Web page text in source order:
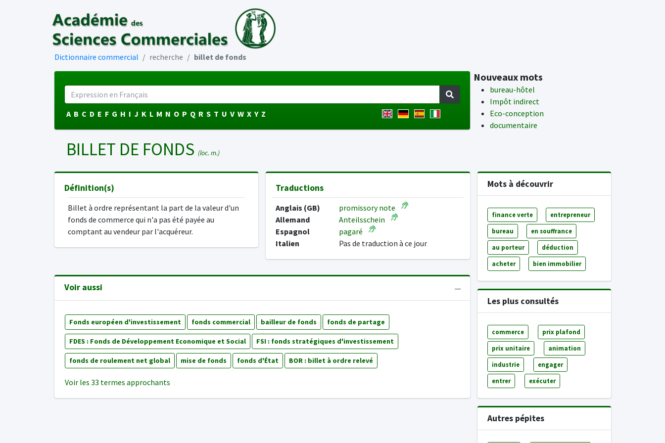
Dictionnaire commercial recherche billet de fonds
A B C D E F G H I J K L M N O P Q R S T U V W X Y Z
Nouveaux mots
bureau-hôtel
Impôt indirect
Eco-conception
documentaire
BILLET DE FONDS (loc. m.)
Définition(s)
Billet à ordre représentant la part de la valeur d'un
fonds de commerce qui n'a pas été payée au
comptant au vendeur par l'acquéreur.
Traductions
Anglais (GB)
promissory note
Allemand
Anteilsschein
Espagnol
pagaré
Italien
Pas de traduction à ce jour
Voir aussi
Fonds européen d'investissement fonds commercial bailleur de fonds fonds de partage
FDES : Fonds de Développement Economique et Social FSI : fonds stratégiques d'investissement
fonds de roulement net global mise de fonds fonds d'État BOR : billet à ordre relevé
Voir les 33 termes approchants
Mots à découvrir
finance verte entrepreneur
bureau en souffrance
au porteur déduction
acheter bien immobilier
Les plus consultés
commerce prix plafond
prix unitaire animation
industrie engager
entrer exécuter
Autres pépites